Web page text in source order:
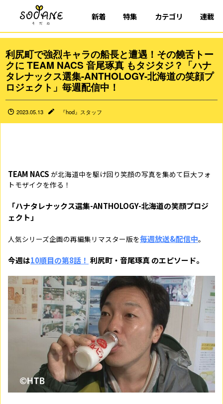
新着 特集 カテゴリ 連載
利尻町で強烈キャラの船長と遭遇！その饒舌トー
クに TEAM NACS 音尾琢真 もタジタジ？「ハナ
タレナックス選集-ANTHOLOGY-北海道の笑顔プ
ロジェクト」毎週配信中！
2023.05.13 『hod』スタッフ
TEAM NACS が北海道中を駆け回り笑顔の写真を集めて巨大フォ
トモザイクを作る！
「ハナタレナックス選集-ANTHOLOGY-北海道の笑顔プロジ
ェクト」
人気シリーズ企画の再編集リマスター版を毎週放送&配信中。
今週は10順目の第8話！ 利尻町・音尾琢真 のエピソード。